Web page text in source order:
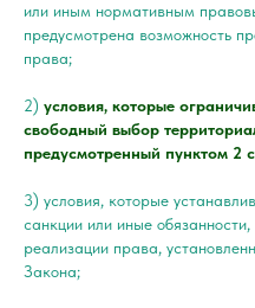
или иным нормативным
предусмотрена возможность
права;
2) условия, которые
свободный выбор
предусмотренный пунктом 2
3) условия, которые
санкции или иные
реализации права,
Закона;